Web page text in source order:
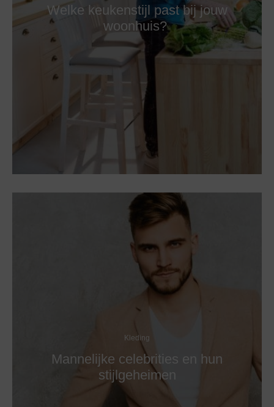
Welke keukenstijl past bij jouw
woonhuis?
Kleding
Mannelijke celebrities en hun
stijlgeheimen